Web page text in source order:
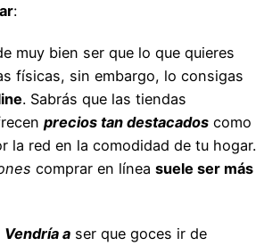
:
muy bien ser que lo que quieres
físicas, sin embargo, lo consigas
. Sabrás que las tiendas
precios tan destacados como
la red en la comodidad de tu hogar.
comprar en línea suele ser más
Vendría a ser que goces ir de